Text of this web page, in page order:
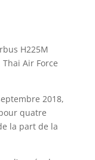
H225M
Air Force
2018,
quatre
la part de la